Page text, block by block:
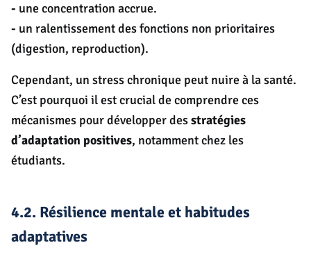
- une concentration accrue.
- un ralentissement des fonctions non prioritaires
(digestion, reproduction).
Cependant, un stress chronique peut nuire à la santé.
C’est pourquoi il est crucial de comprendre ces
mécanismes pour développer desstratégies
d’adaptation positives, notamment chez les
étudiants.
4.2. Résilience mentale et habitudes
adaptatives